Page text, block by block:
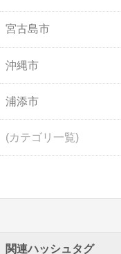
宮古島市
沖縄市
浦添市
(カテゴリ一覧)
関連ハッシュタグ